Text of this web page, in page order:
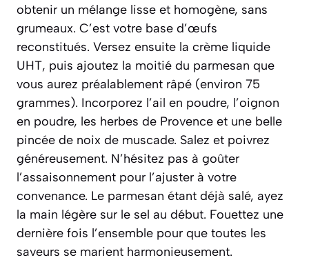
obtenir un mélange lisse et homogène, sans
grumeaux. C’est votre base d’œufs
reconstitués. Versez ensuite la crème liquide
UHT, puis ajoutez la moitié du parmesan que
vous aurez préalablement râpé (environ 75
grammes). Incorporez l’ail en poudre, l’oignon
en poudre, les herbes de Provence et une belle
pincée de noix de muscade. Salez et poivrez
généreusement. N’hésitez pas à goûter
l’assaisonnement pour l’ajuster à votre
convenance. Le parmesan étant déjà salé, ayez
la main légère sur le sel au début. Fouettez une
dernière fois l’ensemble pour que toutes les
saveurs se marient harmonieusement.